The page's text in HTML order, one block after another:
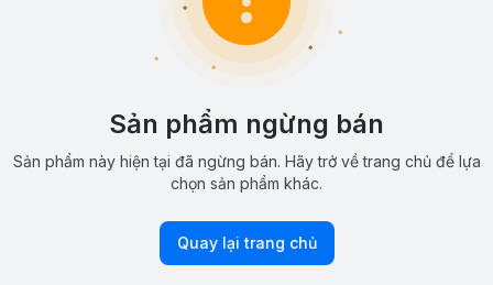
Sản phẩm ngừng bán
Sản phẩm này hiện tại đã ngừng bán. Hãy trở về trang chủ để lựa
chọn sản phẩm khác.
Quay lại trang chủ